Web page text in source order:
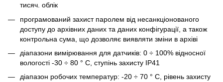
тисяч. облік
програмований захист паролем від несанкціонованого
доступу до архівних даних та даних конфігурації, а також
контрольна сума, що дозволяє виявляти зміни в архіві
діапазони вимірювання для датчиків: 0 ÷ 100% відносної
вологості -30 ÷ 80 ° C, ступінь захисту IP41
діапазон робочих температур: -20 ÷ 70 ° C, рівень захисту